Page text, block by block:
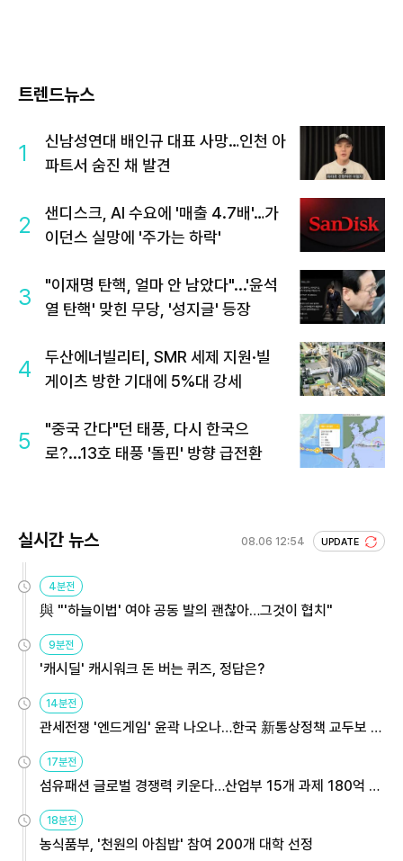
트렌드뉴스
1
신남성연대 배인규 대표 사망…인천 아
파트서 숨진 채 발견
2
샌디스크, AI 수요에 '매출 4.7배'…가
이던스 실망에 '주가는 하락'
3
"이재명 탄핵, 얼마 안 남았다"...'윤석
열 탄핵' 맞힌 무당, '성지글' 등장
4
두산에너빌리티, SMR 세제 지원·빌
게이츠 방한 기대에 5%대 강세
5
"중국 간다"던 태풍, 다시 한국으
로?...13호 태풍 '돌핀' 방향 급전환
실시간 뉴스 08.06 12:54 UPDATE
4분전
與 "'하늘이법' 여야 공동 발의 괜찮아…그것이 협치"
9분전
'캐시딜' 캐시워크 돈 버는 퀴즈, 정답은?
14분전
관세전쟁 '엔드게임' 윤곽 나오나…한국 新통상정책 교두보 활
용해야
17분전
섬유패션 글로벌 경쟁력 키운다…산업부 15개 과제 180억 지
원
18분전
농식품부, '천원의 아침밥' 참여 200개 대학 선정